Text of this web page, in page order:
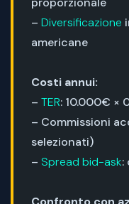
– Diversificazione
americane
Costi annui:
– TER: 10.000€ ×
– Commissioni
selezionati)
– Spread bid-ask: